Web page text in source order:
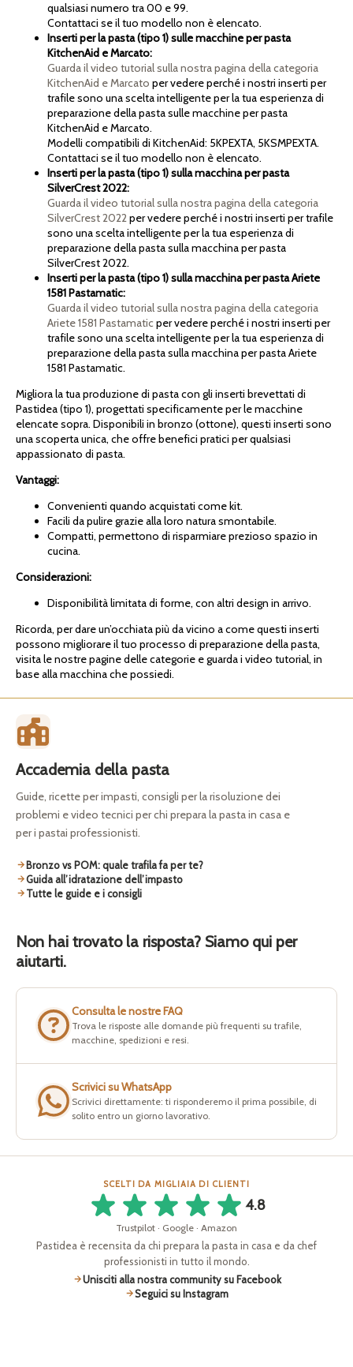
qualsiasi numero tra 00 e 99.
Contattaci se il tuo modello non è elencato.
Inserti per la pasta (tipo 1) sulle macchine per pasta
KitchenAid e Marcato:
Guarda il video tutorial sulla nostra pagina della categoria
KitchenAid e Marcato per vedere perché i nostri inserti per
trafile sono una scelta intelligente per la tua esperienza di
preparazione della pasta sulle macchine per pasta
KitchenAid e Marcato.
Modelli compatibili di KitchenAid: 5KPEXTA, 5KSMPEXTA.
Contattaci se il tuo modello non è elencato.
Inserti per la pasta (tipo 1) sulla macchina per pasta
SilverCrest 2022:
Guarda il video tutorial sulla nostra pagina della categoria
SilverCrest 2022per vedere perché i nostri inserti per trafile
sono una scelta intelligente per la tua esperienza di
preparazione della pasta sulla macchina per pasta
SilverCrest 2022.
Inserti per la pasta (tipo 1) sulla macchina per pasta Ariete
1581 Pastamatic:
Guarda il video tutorial sulla nostra pagina della categoria
Ariete 1581 Pastamatic per vedere perché i nostri inserti per
trafile sono una scelta intelligente per la tua esperienza di
preparazione della pasta sulla macchina per pasta Ariete
1581 Pastamatic.
Migliora la tua produzione di pasta con gli inserti brevettati di
Pastidea (tipo 1), progettati specificamente per le macchine
elencate sopra. Disponibili in bronzo (ottone), questi inserti sono
una scoperta unica, che offre benefici pratici per qualsiasi
appassionato di pasta.
Vantaggi:
Convenienti quando acquistati come kit.
Facili da pulire grazie alla loro natura smontabile.
Compatti, permettono di risparmiare prezioso spazio in
cucina.
Considerazioni:
Disponibilità limitata di forme, con altri design in arrivo.
Ricorda, per dare un’occhiata più da vicino a come questi inserti
possono migliorare il tuo processo di preparazione della pasta,
visita le nostre pagine delle categorie e guarda i video tutorial, in
base alla macchina che possiedi.
Accademia della pasta
Guide, ricette per impasti, consigli per la risoluzione dei
problemi e video tecnici per chi prepara la pasta in casa e
per i pastai professionisti.
Bronzo vs POM: quale trafila fa per te?
Guida all’idratazione dell’impasto
Tutte le guide e i consigli
Non hai trovato la risposta? Siamo qui per
aiutarti.
Consulta le nostre FAQ
Trova le risposte alle domande più frequenti su trafile,
macchine, spedizioni e resi.
Scrivici su WhatsApp
Scrivici direttamente: ti risponderemo il prima possibile, di
solito entro un giorno lavorativo.
SCELTI DA MIGLIAIA DI CLIENTI
4.8
Trustpilot · Google · Amazon
Pastidea è recensita da chi prepara la pasta in casa e da chef
professionisti in tutto il mondo.
Unisciti alla nostra community su Facebook
Seguici su Instagram